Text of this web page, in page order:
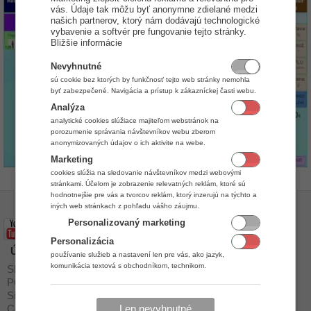
Úvod
Skladový program
POS Systém
Sieť predajní
Stiahnuť
Cenník
Malé prevádzky
Siete predajní
vás. Údaje tak môžu byť anonymne zdielané medzi
našich partnerov, ktorý nám dodávajú technologické
vybavenie a softvér pre fungovanie tejto stránky.
Bližšie informácie
Nevyhnutné
sú cookie bez ktorých by funkčnosť tejto web stránky nemohla
byť zabezpečené. Navigácia a prístup k zákazníckej časti webu.
Analýza
analytické cookies slúžiace majiteľom webstránok na
porozumenie správania návštevníkov webu zberom
anonymizovaných údajov o ich aktivite na webe.
Marketing
cookies slúžia na sledovanie návštevníkov medzi webovými
stránkami. Účelom je zobrazenie relevatných reklám, ktoré sú
hodnotnejšie pre vás a tvorcov reklám, ktorý inzerujú na týchto a
iných web stránkach z pohľadu vášho záujmu.
Personalizovaný marketing
Personalizácia
používanie služieb a nastavení len pre vás, ako jazyk,
komunikácia textová s obchodníkom, technikom.
Len nevyhnutné